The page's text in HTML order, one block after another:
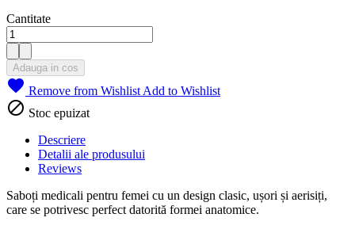
Cantitate
Adauga in cos
 Remove from WishlistAdd to Wishlist
 Stoc epuizat
Descriere
Detalii ale produsului
Reviews
Saboți medicali pentru femei cu un design clasic, ușori și aerisiți,
care se potrivesc perfect datorită formei anatomice.